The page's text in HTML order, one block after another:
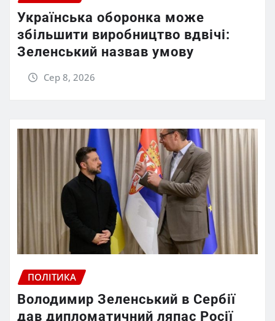
Українська оборонка може
збільшити виробництво вдвічі:
Зеленський назвав умову
Сер 8, 2026
ПОЛІТИКА
Володимир Зеленський в Сербії
дав дипломатичний ляпас Росії